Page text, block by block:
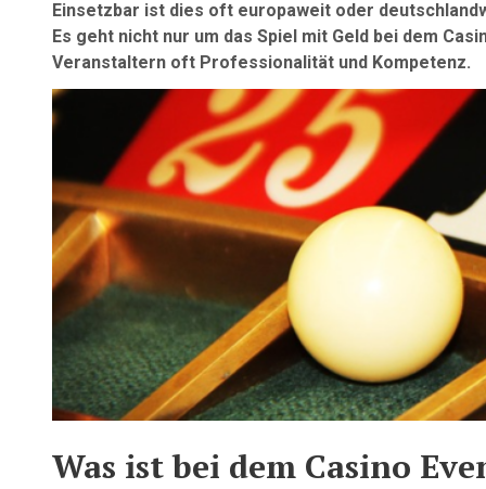
Einsetzbar ist dies oft europaweit oder
Es geht nicht nur um das Spiel mit Geld bei dem
Veranstaltern oft Professionalität und Kompetenz.
Was ist bei dem Casino